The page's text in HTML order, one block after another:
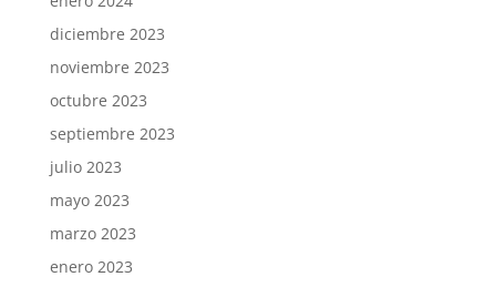
diciembre 2023
noviembre 2023
octubre 2023
septiembre 2023
julio 2023
mayo 2023
marzo 2023
enero 2023